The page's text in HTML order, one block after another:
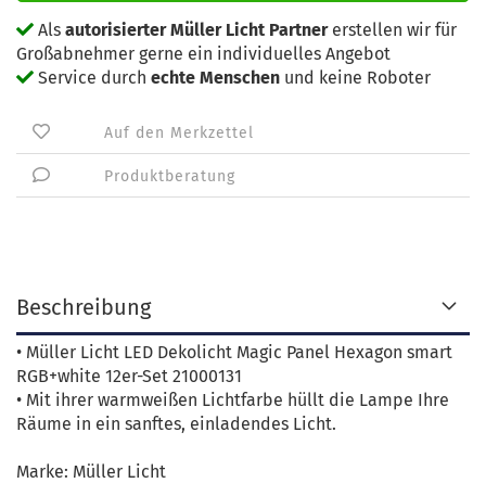
Als autorisierter Müller Licht Partnererstellen wir für
Großabnehmer gerne ein individuelles Angebot
Service durch echte Menschen und keine Roboter
Auf den Merkzettel
Produktberatung
Beschreibung
• Müller Licht LED Dekolicht Magic Panel Hexagon smart
RGB+white 12er-Set 21000131
• Mit ihrer warmweißen Lichtfarbe hüllt die Lampe Ihre
Räume in ein sanftes, einladendes Licht.
Marke: Müller Licht